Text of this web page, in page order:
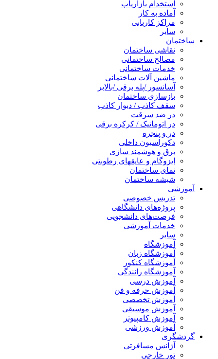
استخدام بازاریاب
آماده به کار
مراکز کاریابی
سایر
ساختمان
نقاشی ساختمان
مصالح ساختمانی
خدمات ساختمانی
ماشین آلات ساختمانی
آسانسور /پله برقی /بالابر
بازسازی ساختمان
سقف کاذب / دیوار کاذب
در ضد سرقت
در اتوماتیک / کرکره برقی
در و پنجره
دکوراسیون داخلی
برق و هوشمند سازی
ایزوگام و عایقهای رطوبتی
نمای ساختمان
شیشه ساختمان
آموزشی
تدریس خصوصی
پروژه‌های دانشگاهی
فرصت‌های دانشجویی
خدمات آموزشی
سایر
آموزشگاه
آموزشگاه زبان
آموزشگاه کنکور
آموزشگاه رانندگی
آموزش درسی
آموزش حرفه و فن
آموزش تخصصی
آموزش موسیقی
آموزش کامپیوتر
آموزش ورزشی
گردشگری
آژانس مسافرتی
تور خارجی